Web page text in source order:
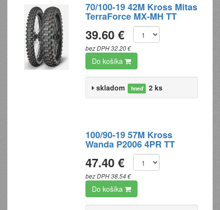
70/100-19 42M Kross Mitas
TerraForce MX-MH TT
39.60 €
bez DPH 32.20 €
Do košíka
skladom hneď 2 ks
100/90-19 57M Kross
Wanda P2006 4PR TT
47.40 €
bez DPH 38.54 €
Do košíka